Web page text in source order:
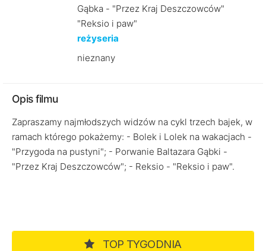
Gąbka - "Przez Kraj Deszczowców"
"Reksio i paw"
reżyseria
nieznany
Opis filmu
Zapraszamy najmłodszych widzów na cykl trzech bajek, w
ramach którego pokażemy: - Bolek i Lolek na wakacjach -
"Przygoda na pustyni"; - Porwanie Baltazara Gąbki -
"Przez Kraj Deszczowców"; - Reksio - "Reksio i paw".
TOP TYGODNIA